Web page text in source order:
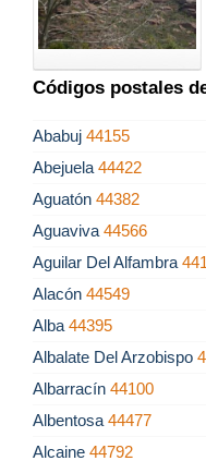
Códigos postales
Ababuj 44155
Abejuela 44422
Aguatón 44382
Aguaviva 44566
Aguilar Del Alfambra
Alacón 44549
Alba 44395
Albalate Del Arzobispo
Albarracín 44100
Albentosa 44477
Alcaine 44792